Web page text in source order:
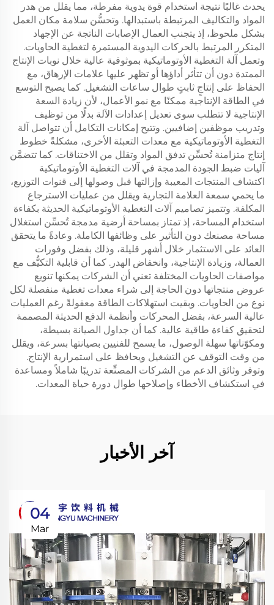
يحدث غالبًا نتيجة استخدام قوة يدوية مفرطة، مما يقلل من هدر
المواد والتكاليف المرتبطة باستبدالها. وتحسُّن سلامة مكان العمل
بشكل ملحوظ، إذ يتجنب العمال الإصابات الناتجة عن الإجهاد
المتكرر المرتبط بالحركات اليدوية المستمرة لتغطية الحاويات.
وتعمل آلة التغطية الأوتوماتيكية بموثوقية عالية خلال نوبات الإنتاج
الممتدة دون أن تتأثر أداؤها أو تظهر عليها علامات الإرهاق، مع
الحفاظ على إنتاجٍ ثابتٍ طوال ساعات التشغيل. كما يصبح التوسع
في الطاقة الإنتاجية ممكنًا مع نمو الأعمال، لأن زيادة السعة
الإنتاجية لا تتطلب سوى تعديل إعدادات الآلة بدلًا من توظيف
وتدريب موظفين إضافيين. وتتيح إمكانات التكامل أن تتواصل آلة
التغطية الأوتوماتيكية مع معدات التعبئة الأخرى، مشكلةً خطوط
إنتاج متزامنة تُحسِّن تدفق المواد وتقلل من الاختناقات. كما تتضمَّن
آليات ضبط الجودة المدمجة في آلات التغطية الأوتوماتيكية
اكتشاف المنتجات المعيبة وإزالتها قبل وصولها إلى قنوات التوزيع،
ما يحمي سمعة العلامة التجارية ويقلل من عمليات الاسترجاع
المكلفة. وتتميز تصاميم آلات التغطية الأوتوماتيكية الحديثة بكفاءة
استخدام المساحة، إذ تمتاز بمساحة أرضية مدمجة تُحسِّن استغلال
مساحة مصنعك دون التأثير على وظائفها الكاملة. وعادةً ما يتحقق
العائد على الاستثمار خلال أشهر قليلة، وذلك بفضل وفورات
العمالة، وزيادة الإنتاجية، وانخفاض الهدر. كما أن قابلية التكيُّف مع
مواصفات الحاويات المختلفة تعني أن الشركات يمكنها تنويع
عروض منتجاتها دون الحاجة إلى شراء معدات تغطية منفصلة لكل
نوع من الحاويات. وبقيت استهلاكات الطاقة معقولةً رغم العمليات
عالية السرعة، بفضل المحركات وأنظمة الدفع الحديثة المصممة
لتحقيق كفاءة طاقية عالية. كما أن جداول الصيانة بسيطة،
ومكوّناتها سهلة الوصول، ما يسمح للفنيين بصيانتها بسرعة، ويقلل
من وقت التوقف عن التشغيل ويحافظ على استمرارية الإنتاج.
وتوفر وثائق الدعم من الشركات المصنِّعة تدريبًا شاملاً ومساعدة
في استكشاف الأخطاء وإصلاحها طوال دورة حياة المعدات.
آخر الأخبار
04
Mar